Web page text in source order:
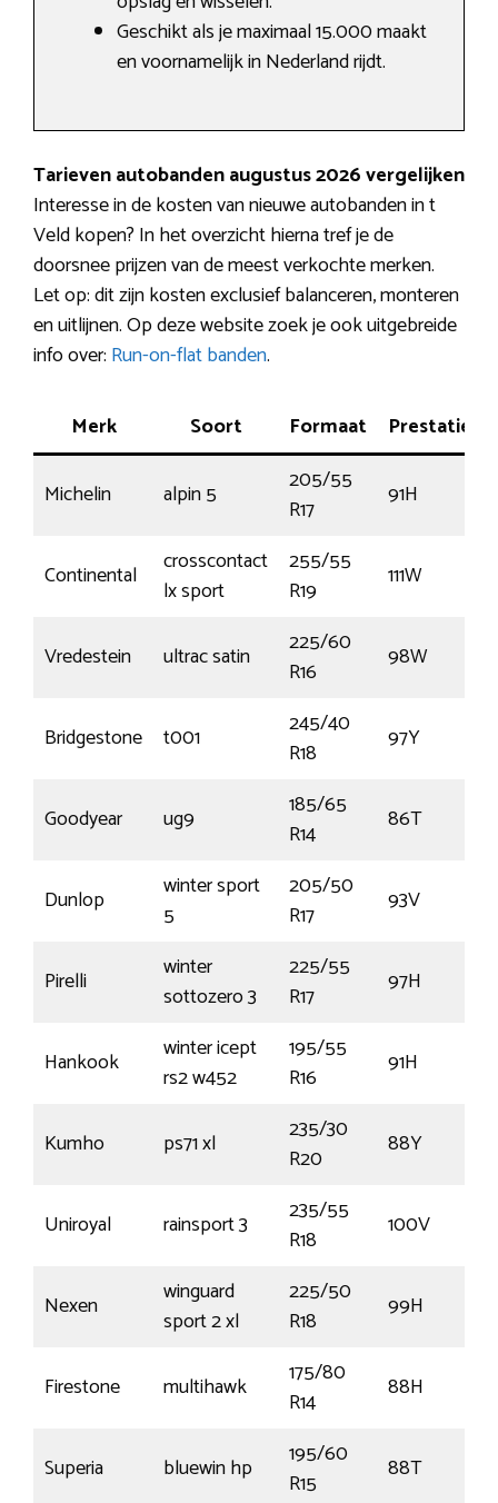
Geschikt als je maximaal 15.000 maakt
en voornamelijk in Nederland rijdt.
Tarieven autobanden augustus 2026 vergelijken
Interesse in de kosten van nieuwe autobanden in t
Veld kopen? In het overzicht hierna tref je de
doorsnee prijzen van de meest verkochte merken.
Let op: dit zijn kosten exclusief balanceren, monteren
en uitlijnen. Op deze website zoek je ook uitgebreide
info over: Run-on-flat banden.
Merk Soort Formaat Prestatie
Michelin alpin 5
205/55
R17
91H
Continental
crosscontact
lx sport
255/55
R19
111W
Vredestein ultrac satin
225/60
R16
98W
Bridgestone t001
245/40
R18
97Y
Goodyear ug9
185/65
R14
86T
Dunlop
winter sport
5
205/50
R17
93V
Pirelli
winter
sottozero 3
225/55
R17
97H
Hankook
winter icept
rs2 w452
195/55
R16
91H
Kumho ps71 xl
235/30
R20
88Y
Uniroyal rainsport 3
235/55
R18
100V
Nexen
winguard
sport 2 xl
225/50
R18
99H
Firestone multihawk
175/80
R14
88H
Superia bluewin hp
195/60
R15
88T